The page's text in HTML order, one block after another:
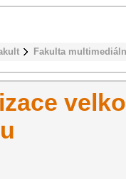
Fakulta